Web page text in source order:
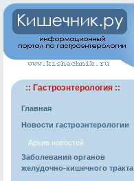
:: Гастроэнтерология ::
Главная
Новости гастроэнтерологии
Архив новостей
Заболевания органов
желудочно-кишечного тракта